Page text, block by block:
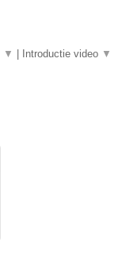
▼ | Introductie video ▼